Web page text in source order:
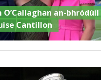
an-bhródúil
Cantillon